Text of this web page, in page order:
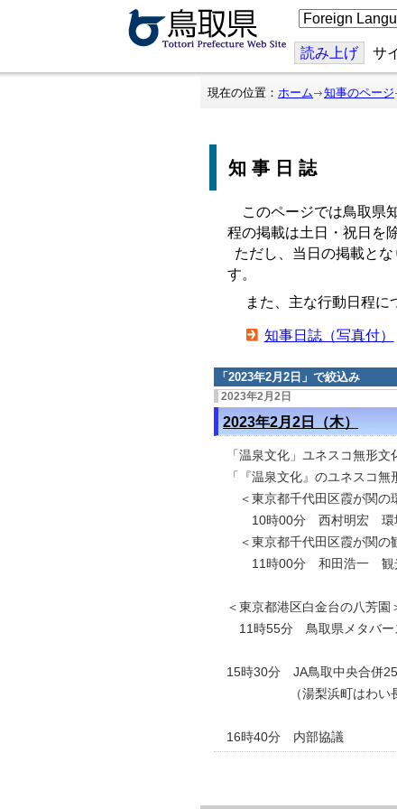
こ
の
ジ
を
翻
読み上げ サ
現在の位置： ホーム 知事のページ
知事日誌
このページでは鳥取県
程の掲載は土日・祝日を
ただし、当日の掲載と
す。
また、主な行動日程に
知事日誌（写真付）
「 2023年2月2日 」で絞込み
2023年2月2日
2023年2月2日（木）
「温泉文化」ユネスコ無形
「『温泉文化』のユネスコ
＜東京都千代田区霞が関の
10時00分 西村明宏 環
＜東京都千代田区霞が関の
11時00分 和田浩一 観
＜東京都港区白金台の八芳園
11時55分 鳥取県メタバー
15時30分 JA鳥取中央合併
（湯梨浜町はわい長瀬
16時40分 内部協議